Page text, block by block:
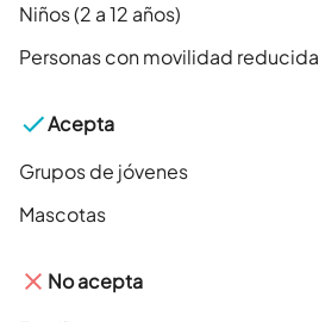
Niños (2 a 12 años)
Personas con movilidad reducida
Acepta
Grupos de jóvenes
Mascotas
No acepta